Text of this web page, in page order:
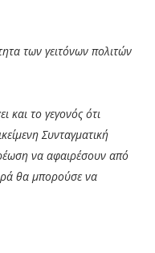
των γειτόνων πολιτών
και το γεγονός ότι
Συνταγματική
να αφαιρέσουν από
θα μπορούσε να